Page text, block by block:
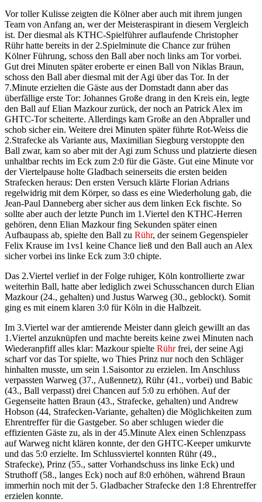
Vor toller Kulisse zeigten die Kölner aber auch mit ihrem jungen
Team von Anfang an, wer der Meisteraspirant in diesem Vergleich
ist. Der diesmal als KTHC-Spielführer auflaufende Christopher
Rühr hatte bereits in der 2.Spielminute die Chance zur frühen
Kölner Führung, schoss den Ball aber noch links am Tor vorbei.
Gut drei Minuten später eroberte er einen Ball von Niklas Braun,
schoss den Ball aber diesmal mit der Agi über das Tor. In der
7.Minute erzielten die Gäste aus der Domstadt dann aber das
überfällige erste Tor: Johannes Große drang in den Kreis ein, legte
den Ball auf Elian Mazkour zurück, der noch an Patrick Alex im
GHTC-Tor scheiterte. Allerdings kam Große an den Abpraller und
schob sicher ein. Weitere drei Minuten später führte Rot-Weiss die
2.Strafecke als Variante aus, Maximilian Siegburg verstoppte den
Ball zwar, kam so aber mit der Agi zum Schuss und platzierte diesen
unhaltbar rechts im Eck zum 2:0 für die Gäste. Gut eine Minute vor
der Viertelpause holte Gladbach seinerseits die ersten beiden
Strafecken heraus: Den ersten Versuch klärte Florian Adrians
regelwidrig mit dem Körper, so dass es eine Wiederholung gab, die
Jean-Paul Danneberg aber sicher aus dem linken Eck fischte. So
sollte aber auch der letzte Punch im 1.Viertel den KTHC-Herren
gehören, denn Elian Mazkour fing Sekunden später einen
Aufbaupass ab, spielte den Ball zu Rühr, der seinem Gegenspieler
Felix Krause im 1vs1 keine Chance ließ und den Ball auch an Alex
sicher vorbei ins linke Eck zum 3:0 chipte.
Das 2.Viertel verlief in der Folge ruhiger, Köln kontrollierte zwar
weiterhin Ball, hatte aber lediglich zwei Schusschancen durch Elian
Mazkour (24., gehalten) und Justus Warweg (30., geblockt). Somit
ging es mit einem klaren 3:0 für Köln in die Halbzeit.
Im 3.Viertel war der amtierende Meister dann gleich gewillt an das
1.Viertel anzuknüpfen und machte bereits keine zwei Minuten nach
Wiederanpfiff alles klar: Mazkour spielte Rührfrei, der seine Agi
scharf vor das Tor spielte, wo Thies Prinz nur noch den Schläger
hinhalten musste, um sein 1.Saisontor zu erzielen. Im Anschluss
verpassten Warweg (37., Außennetz), Rühr (41., vorbei) und Babic
(43., Ball verpasst) drei Chancen auf 5:0 zu erhöhen. Auf der
Gegenseite hatten Braun (43., Strafecke, gehalten) und Andrew
Hobson (44, Strafecken-Variante, gehalten) die Möglichkeiten zum
Ehrentreffer für die Gastgeber. So aber schlugen wieder die
effizienten Gäste zu, als in der 45.Minute Alex einen Schlenzpass
auf Warweg nicht klären konnte, der den GHTC-Keeper umkurvte
und das 5:0 erzielte. Im Schlussviertel konnten Rühr (49.,
Strafecke), Prinz (55., satter Vorhandschuss ins linke Eck) und
Struthoff (58., langes Eck) noch auf 8:0 erhöhen, während Braun
immerhin noch mit der 5. Gladbacher Strafecke den 1:8 Ehrentreffer
erzielen konnte.